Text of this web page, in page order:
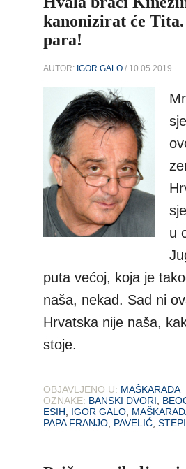
kanonizirat će
para!
AUTOR: IGOR GALO / 10.05.2019.
u
puta većoj, koja je
naša, nekad. Sad ni
Hrvatska nije naša,
stoje.
OBJAVLJENO U: MAŠKARADA
OZNAKE: BANSKI DVORI
ESIH
IGOR GALO
PAPA FRANJO PAVELIĆ ,